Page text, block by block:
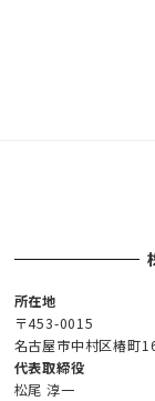
所在地
〒453-0015
名古屋市中村区椿町
代表取締役
松尾 淳一